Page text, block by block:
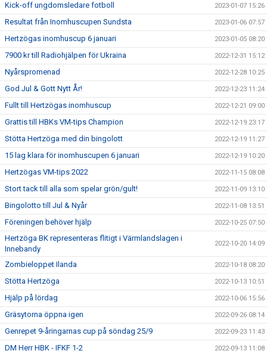
Kick-off ungdomsledare fotboll 2023-01-07 15:26
Resultat från Inomhuscupen Sundsta 2023-01-06 07:57
Hertzögas inomhuscup 6 januari 2023-01-05 08:20
7900 kr till Radiohjälpen för Ukraina 2022-12-31 15:12
Nyårspromenad 2022-12-28 10:25
God Jul & Gott Nytt År! 2022-12-23 11:24
Fullt till Hertzögas inomhuscup 2022-12-21 09:00
Grattis till HBKs VM-tips Champion 2022-12-19 23:17
Stötta Hertzöga med din bingolott 2022-12-19 11:27
15 lag klara för inomhuscupen 6 januari 2022-12-19 10:20
Hertzögas VM-tips 2022 2022-11-15 08:08
Stort tack till alla som spelar grön/gult! 2022-11-09 13:10
Bingolotto till Jul & Nyår 2022-11-08 13:51
Föreningen behöver hjälp 2022-10-25 07:50
Hertzöga BK representeras flitigt i Värmlandslagen i
Innebandy
2022-10-20 14:09
Zombieloppet Ilanda 2022-10-18 08:20
Stötta Hertzöga 2022-10-13 10:51
Hjälp på lördag 2022-10-06 15:56
Gräsytorna öppna igen 2022-09-26 08:14
Genrepet 9-åringarnas cup på söndag 25/9 2022-09-23 11:43
DM Herr HBK - IFKF 1-2 2022-09-13 11:08